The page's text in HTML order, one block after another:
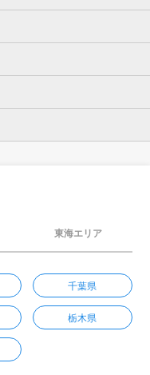
東海エリア
千葉県
栃木県